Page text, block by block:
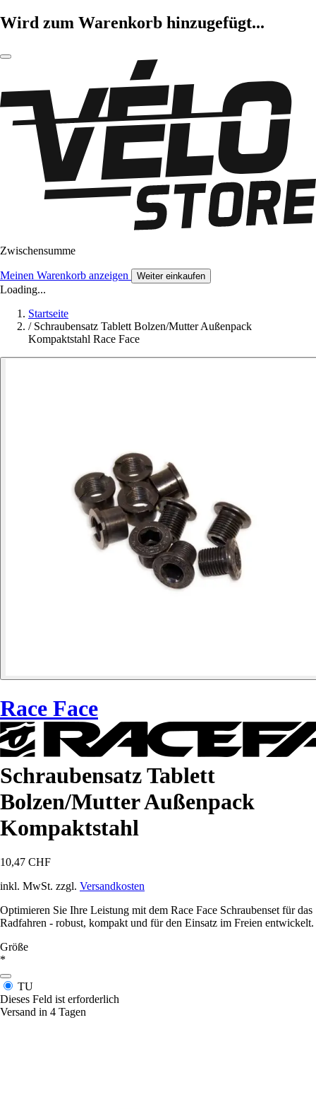
Wird zum Warenkorb hinzugefügt...
Zwischensumme
Meinen Warenkorb anzeigen Weiter einkaufen
Loading...
Startseite
/ Schraubensatz Tablett Bolzen/Mutter Außenpack
Kompaktstahl Race Face
Race Face
Schraubensatz Tablett
Bolzen/Mutter Außenpack
Kompaktstahl
10,47 CHF
inkl. MwSt. zzgl. Versandkosten
Optimieren Sie Ihre Leistung mit dem Race Face Schraubenset für das
Radfahren - robust, kompakt und für den Einsatz im Freien entwickelt.
Größe
*
TU
Dieses Feld ist erforderlich
Versand in 4 Tagen